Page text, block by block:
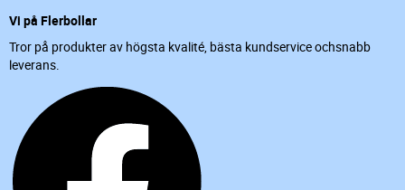
Vi på Flerbollar
Tror på produkter av högsta kvalité, bästa kundservice ochsnabb
leverans.